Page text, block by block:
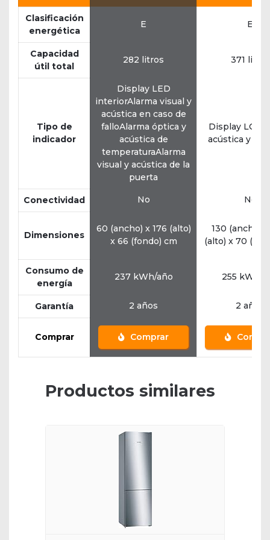
Clasificación
energética
E E
Capacidad
útil total
282 litros 371 litros
Tipo de
indicador
Display LED
interiorAlarma visual y
acústica en caso de
falloAlarma óptica y
acústica de
temperaturaAlarma
visual y acústica de la
puerta
Display
acústica y
Conectividad No No
Dimensiones
60 (ancho) x 176 (alto)
x 66 (fondo) cm
130 (ancho)
(alto) x 70
Consumo de
energía
237 kWh/año 255 kWh/
Garantía 2 años 2 años
Comprar Comprar
Productos similares